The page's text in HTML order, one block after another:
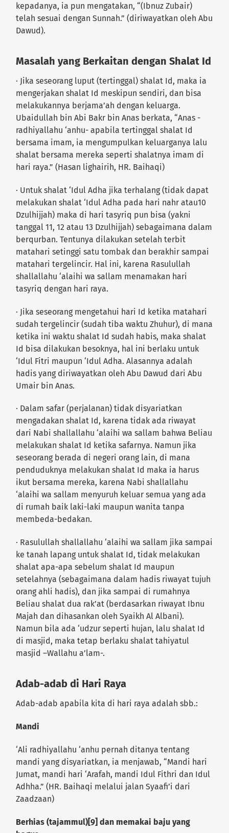
kepadanya, ia pun mengatakan, “(Ibnuz Zubair)
telah sesuai dengan Sunnah.” (diriwayatkan oleh Abu
Dawud).
Masalah yang Berkaitan dengan Shalat Id
· Jika seseorang luput (tertinggal) shalat Id, maka ia
mengerjakan shalat Id meskipun sendiri, dan bisa
melakukannya berjama’ah dengan keluarga.
Ubaidullah bin Abi Bakr bin Anas berkata, “Anas -
radhiyallahu ‘anhu- apabila tertinggal shalat Id
bersama imam, ia mengumpulkan keluarganya lalu
shalat bersama mereka seperti shalatnya imam di
hari raya.” (Hasan lighairih, HR. Baihaqi)
· Untuk shalat ‘Idul Adha jika terhalang (tidak dapat
melakukan shalat ‘Idul Adha pada hari nahr atau10
Dzulhijjah) maka di hari tasyriq pun bisa (yakni
tanggal 11, 12 atau 13 Dzulhijjah) sebagaimana dalam
berqurban. Tentunya dilakukan setelah terbit
matahari setinggi satu tombak dan berakhir sampai
matahari tergelincir. Hal ini, karena Rasulullah
shallallahu ‘alaihi wa sallam menamakan hari
tasyriq dengan hari raya.
· Jika seseorang mengetahui hari Id ketika matahari
sudah tergelincir (sudah tiba waktu Zhuhur), di mana
ketika ini waktu shalat Id sudah habis, maka shalat
Id bisa dilakukan besoknya, hal ini berlaku untuk
‘Idul Fitri maupun ‘Idul Adha. Alasannya adalah
hadis yang diriwayatkan oleh Abu Dawud dari Abu
Umair bin Anas.
· Dalam safar (perjalanan) tidak disyariatkan
mengadakan shalat Id, karena tidak ada riwayat
dari Nabi shallallahu ‘alaihi wa sallam bahwa Beliau
melakukan shalat Id ketika safarnya. Namun jika
seseorang berada di negeri orang lain, di mana
penduduknya melakukan shalat Id maka ia harus
ikut bersama mereka, karena Nabi shallallahu
‘alaihi wa sallam menyuruh keluar semua yang ada
di rumah baik laki-laki maupun wanita tanpa
membeda-bedakan.
· Rasulullah shallallahu ‘alaihi wa sallam jika sampai
ke tanah lapang untuk shalat Id, tidak melakukan
shalat apa-apa sebelum shalat Id maupun
setelahnya (sebagaimana dalam hadis riwayat tujuh
orang ahli hadis), dan jika sampai di rumahnya
Beliau shalat dua rak’at (berdasarkan riwayat Ibnu
Majah dan dihasankan oleh Syaikh Al Albani).
Namun bila ada ‘udzur seperti hujan, lalu shalat Id
di masjid, maka tetap berlaku shalat tahiyatul
masjid –Wallahu a’lam-.
Adab-adab di Hari Raya
Adab-adab apabila kita di hari raya adalah sbb.:
Mandi
‘Ali radhiyallahu ‘anhu pernah ditanya tentang
mandi yang disyariatkan, ia menjawab, “Mandi hari
Jumat, mandi hari ‘Arafah, mandi Idul Fithri dan Idul
Adhha.” (HR. Baihaqi melalui jalan Syaafi’i dari
Zaadzaan)
Berhias (tajammul)[9] dan memakai baju yang